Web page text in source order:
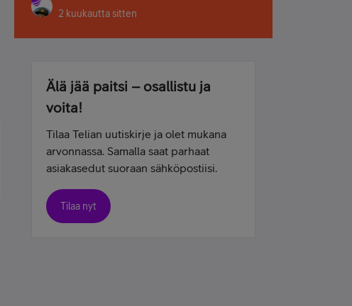
2 kuukautta sitten
Älä jää paitsi – osallistu ja
voita!
Tilaa Telian uutiskirje ja olet mukana
arvonnassa. Samalla saat parhaat
asiakasedut suoraan sähköpostiisi.
Tilaa nyt